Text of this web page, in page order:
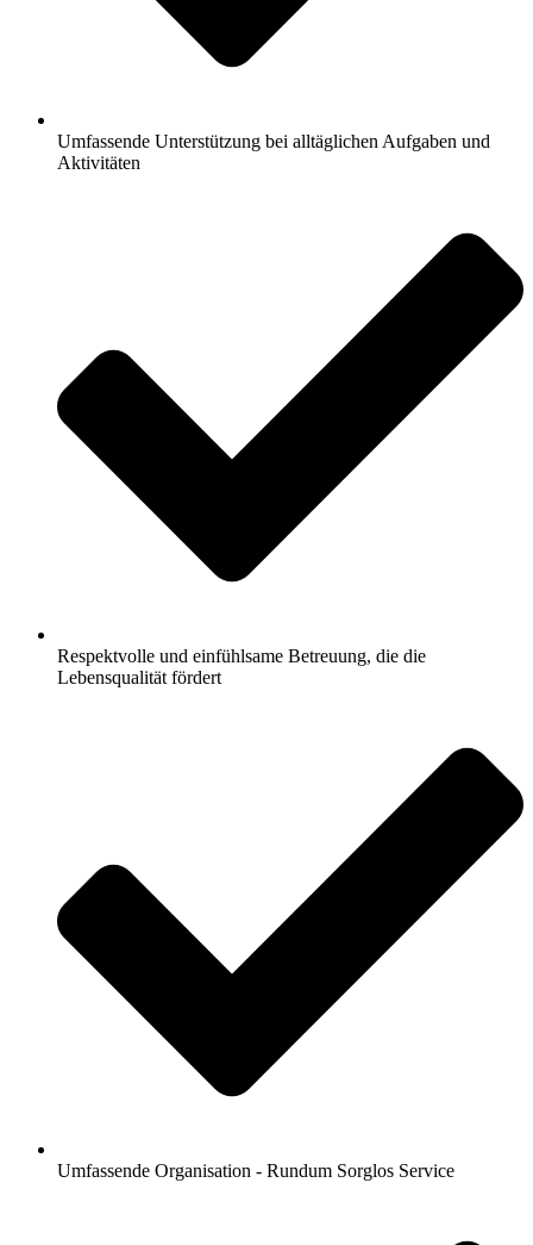
Umfassende Unterstützung bei alltäglichen Aufgaben und
Aktivitäten
Respektvolle und einfühlsame Betreuung, die die
Lebensqualität fördert
Umfassende Organisation - Rundum Sorglos Service